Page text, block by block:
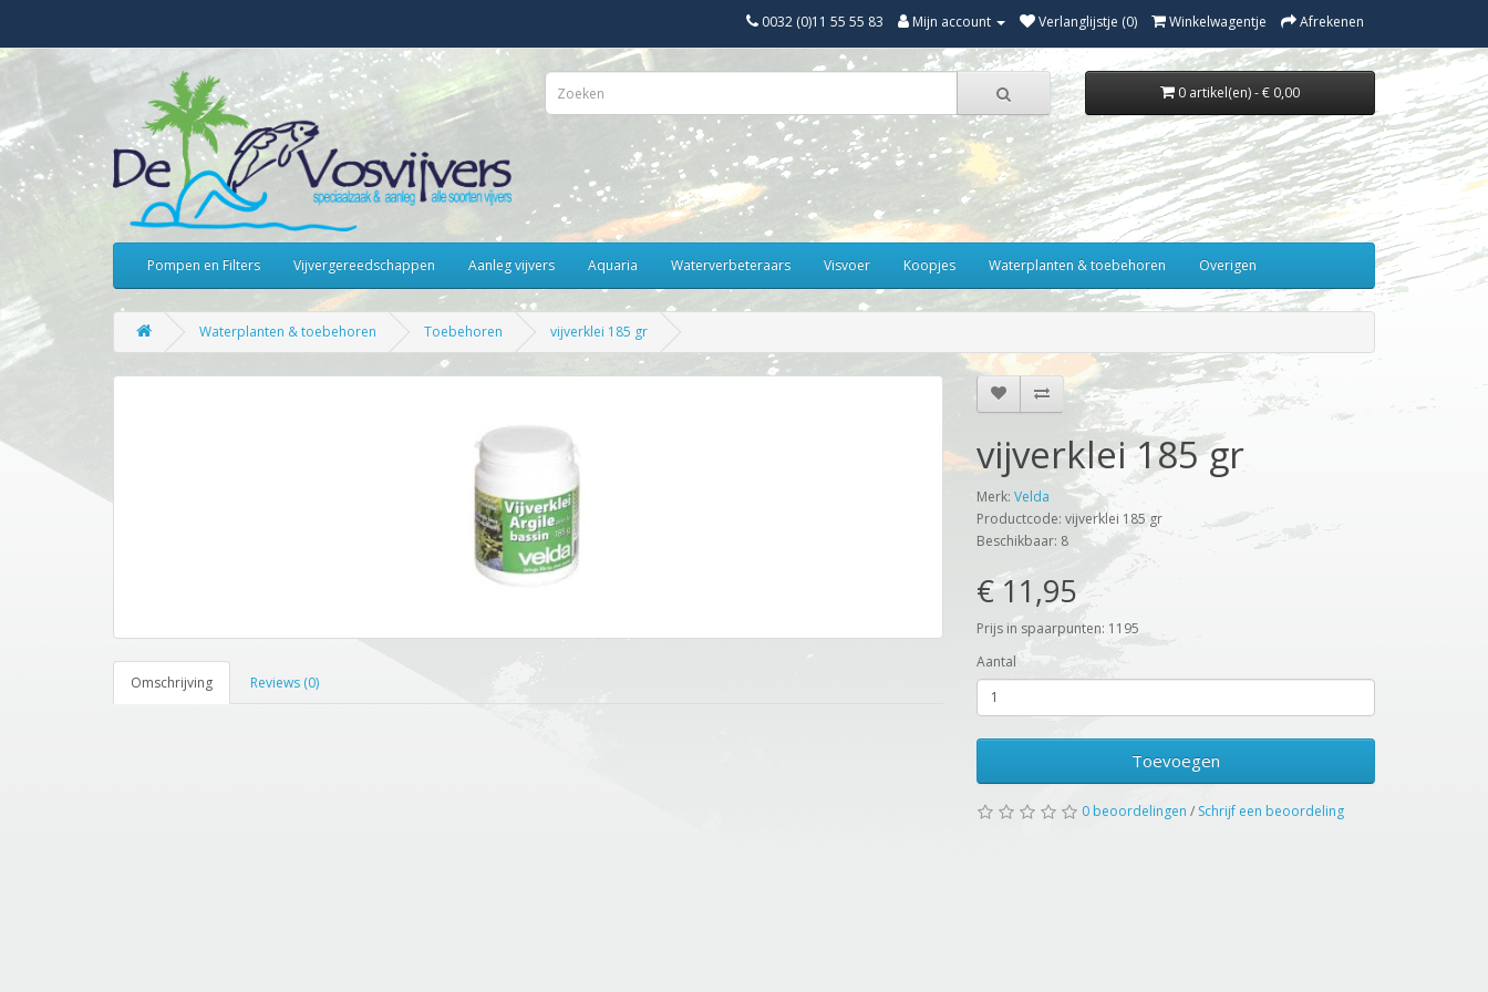
0032 (0)11 55 55 83 Mijn account Verlanglijstje (0) Winkelwagentje Afrekenen
0 artikel(en) - € 0,00
Pompen en Filters Vijvergereedschappen Aanleg vijvers Aquaria Waterverbeteraars Visvoer Koopjes Waterplanten & toebehoren Overigen
Waterplanten & toebehoren Toebehoren vijverklei 185 gr
Omschrijving Reviews (0)
vijverklei 185 gr
Merk: Velda
Productcode: vijverklei 185 gr
Beschikbaar: 8
€ 11,95
Prijs in spaarpunten: 1195
Aantal
Toevoegen
0 beoordelingen / Schrijf een beoordeling